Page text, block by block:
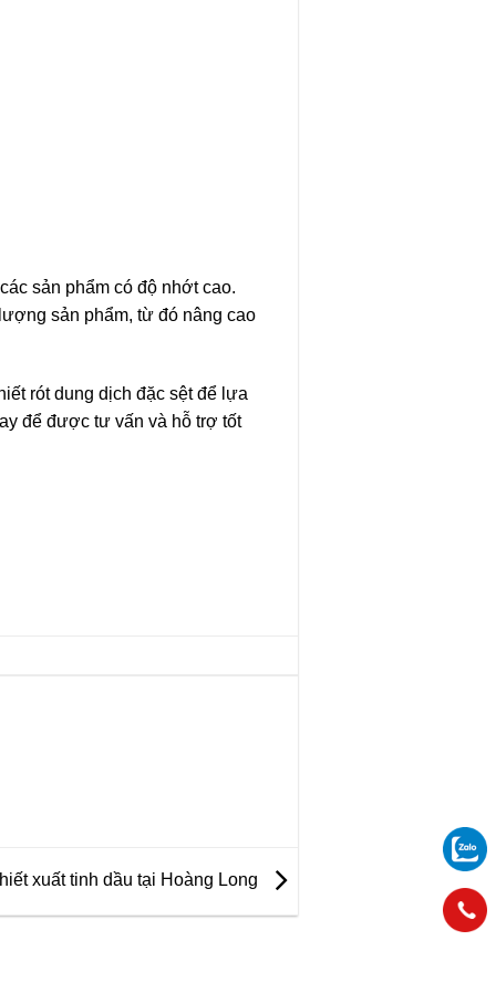
sản phẩm có độ nhớt cao.
sản phẩm, từ đó nâng cao
rót dung dịch đặc sệt để lựa
để được tư vấn và hỗ trợ tốt
xuất tinh dầu tại Hoàng Long